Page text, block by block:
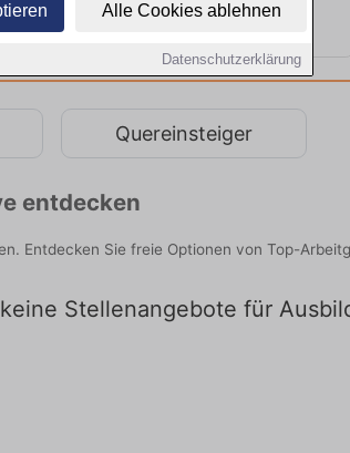
Alle Cookies ablehnen
Datenschutzerklärung
Quereinsteiger
entdecken
Entdecken Sie freie Optionen von Top-
Stellenangebote für